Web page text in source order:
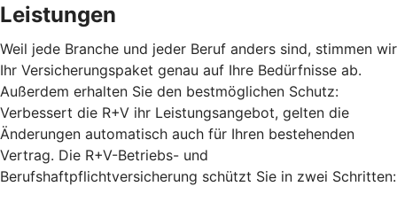
Leistungen
Weil jede Branche und jeder Beruf anders sind, stimmen wir
Ihr Versicherungspaket genau auf Ihre Bedürfnisse ab.
Außerdem erhalten Sie den bestmöglichen Schutz:
Verbessert die R+V ihr Leistungsangebot, gelten die
Änderungen automatisch auch für Ihren bestehenden
Vertrag. Die R+V-Betriebs- und
Berufshaftpflichtversicherung schützt Sie in zwei Schritten: